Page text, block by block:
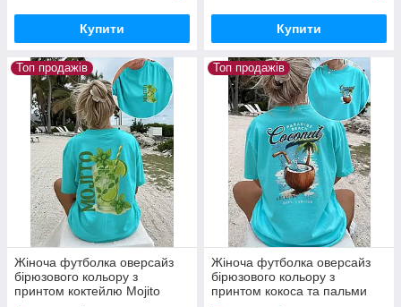
Купити Купити
Топ продажів
Жіноча футболка оверсайз
бірюзового кольору з
принтом коктейлю Mojito
Топ продажів
Жіноча футболка оверсайз
бірюзового кольору з
принтом кокоса та пальми